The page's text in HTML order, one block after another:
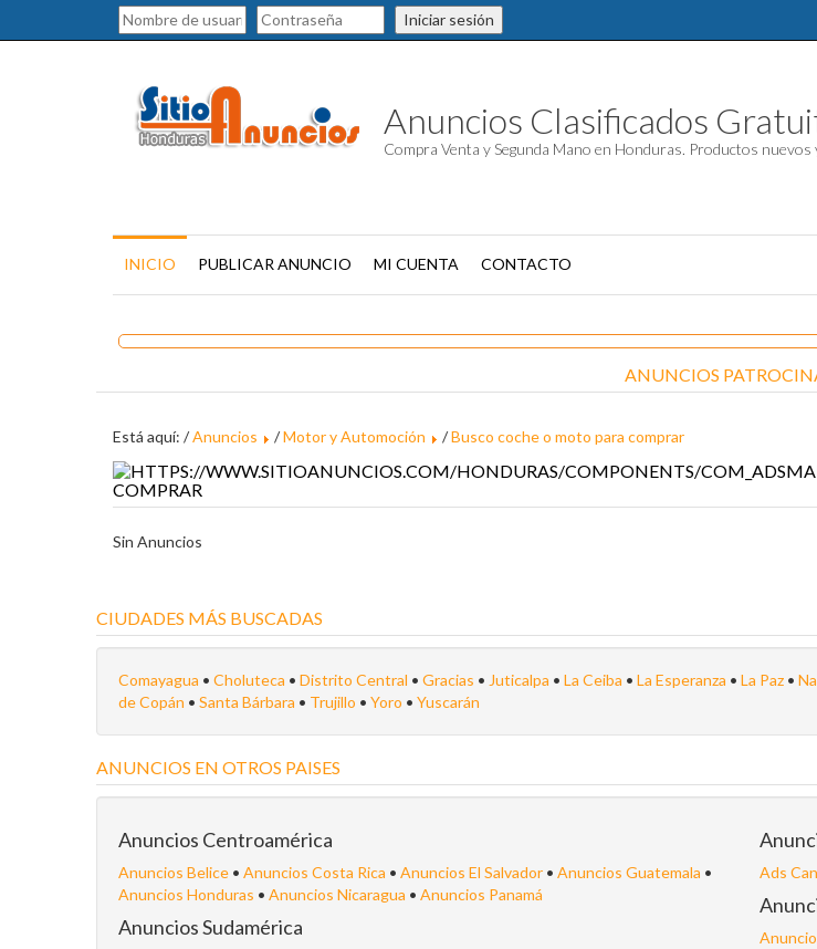
Iniciar sesión
Anuncios Clasificados
Compra Venta y Segunda Mano en Honduras. Productos nuevos
INICIO PUBLICAR ANUNCIO MI CUENTA CONTACTO
ANUNCIOS
Está aquí: /Anuncios /Motor y Automoción /Busco coche o moto para comprar
COMPRAR
Sin Anuncios
CIUDADES MÁS BUSCADAS
Comayagua • Choluteca • Distrito Central • Gracias • Juticalpa • La Ceiba • La Esperanza • La Paz •
de Copán • Santa Bárbara • Trujillo • Yoro • Yuscarán
ANUNCIOS EN OTROS PAISES
Anuncios Centroamérica
Anuncios Belice • Anuncios Costa Rica • Anuncios El Salvador • Anuncios Guatemala •
Anuncios Honduras • Anuncios Nicaragua • Anuncios Panamá
Anuncios Sudamérica
Ads